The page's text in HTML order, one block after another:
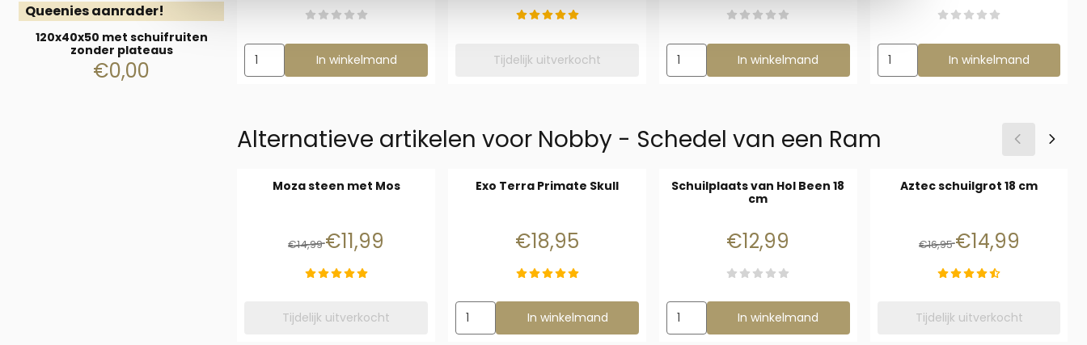
Queenies aanrader!
120x40x50 met schuifruiten
zonder plateaus
€0,00
Aantal kiezen voor Natuurlijke Schuilplaats Hamster
In winkelmand Tijdelijk uitverkocht
Aantal kiezen voor Zandkleurige Bouwstenen
In winkelmand
Aantal kiezen voor Mini Rots van
In winkelmand
Alternatieve artikelen voor Nobby - Schedel van een Ram
Moza steen met Mos
Van 14,99 voor 11,99
€14,99€11,99
Tijdelijk uitverkocht
Exo Terra Primate Skull
Prijs: 18,95
€18,95
Aantal kiezen voor Exo Terra Primate Skull
In winkelmand
Schuilplaats van Hol Been 18
cm
Prijs: 12,99
€12,99
Aantal kiezen voor Schuilplaats van Hol Been 18 cm
In winkelmand
Aztec schuilgrot 18 cm
Van 16,95 voor 14,99
€16,95€14,99
Tijdelijk uitverkocht